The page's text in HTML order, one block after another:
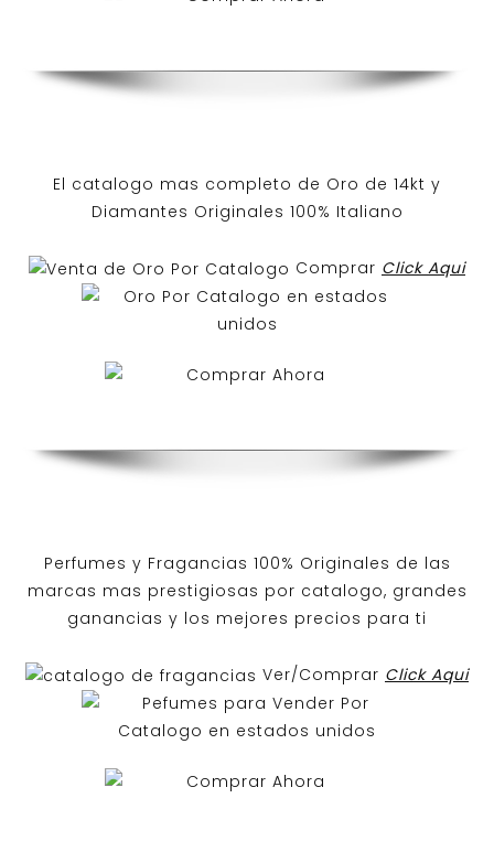
El catalogo mas completo de Oro de 14kt y
Diamantes Originales 100% Italiano
Comprar Click Aqui
Perfumes y Fragancias 100% Originales de las
marcas mas prestigiosas por catalogo, grandes
ganancias y los mejores precios para ti
Ver/Comprar Click Aqui